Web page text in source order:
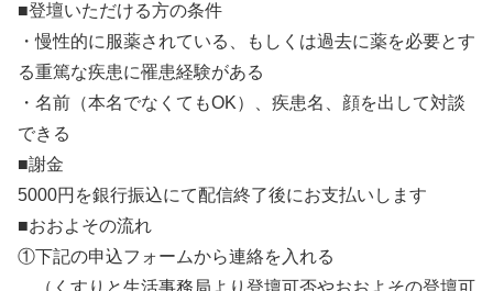
■登壇いただける方の条件
・慢性的に服薬されている、もしくは過去に薬を必要とす
る重篤な疾患に罹患経験がある
・名前（本名でなくてもOK）、疾患名、顔を出して対談
できる
■謝金
5000円を銀行振込にて配信終了後にお支払いします
■おおよその流れ
①下記の申込フォームから連絡を入れる
（くすりと生活事務局より登壇可否やおおよその登壇可